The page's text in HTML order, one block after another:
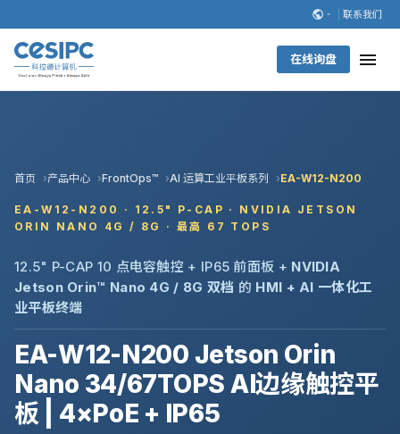
联系我们
在线询盘
首页 产品中心 FrontOps™ AI 运算工业平板系列 EA-W12-N200
EA-W12-N200 · 12.5" P-CAP · NVIDIA JETSON
ORIN NANO 4G / 8G · 最高 67 TOPS
12.5" P-CAP 10 点电容触控 + IP65 前面板 + NVIDIA
Jetson Orin™ Nano 4G / 8G 双档 的 HMI + AI 一体化工
业平板终端
EA-W12-N200 Jetson Orin
Nano 34/67TOPS AI边缘触控平
板 | 4×PoE + IP65